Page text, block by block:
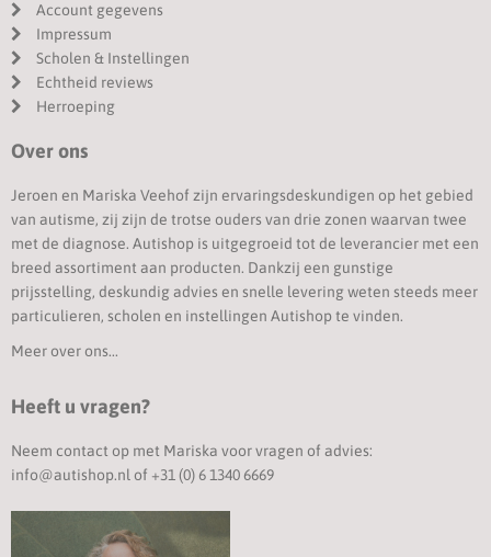
Account gegevens
Impressum
Scholen & Instellingen
Echtheid reviews
Herroeping
Over ons
Jeroen en Mariska Veehof zijn ervaringsdeskundigen op het gebied
van autisme, zij zijn de trotse ouders van drie zonen waarvan twee
met de diagnose. Autishop is uitgegroeid tot de leverancier met een
breed assortiment aan producten. Dankzij een gunstige
prijsstelling, deskundig advies en snelle levering weten steeds meer
particulieren, scholen en instellingen Autishop te vinden.
Meer over ons...
Heeft u vragen?
Neem contact op met Mariska voor vragen of advies:
info@autishop.nl of +31 (0) 6 1340 6669